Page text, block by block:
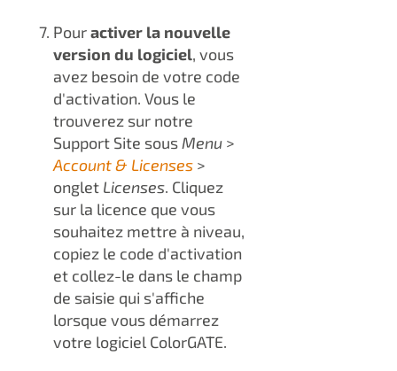
Pouractiver la nouvelle
version du logiciel, vous
avez besoin de votre code
d'activation. Vous le
trouverez sur notre
Support Site sousMenu >
Account & Licenses >
onglet Licenses. Cliquez
sur la licence que vous
souhaitez mettre à niveau,
copiez le code d'activation
et collez-le dans le champ
de saisie qui s'affiche
lorsque vous démarrez
votre logiciel ColorGATE.